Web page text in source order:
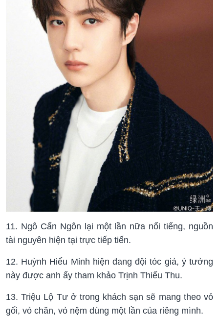
11. Ngô Cẩn Ngôn lại một lần nữa nổi tiếng, nguồn
tài nguyên hiện tại trực tiếp tiến.
12. Huỳnh Hiểu Minh hiện đang đội tóc giả, ý tưởng
này được anh ấy tham khảo Trịnh Thiếu Thu.
13. Triệu Lộ Tư ở trong khách sạn sẽ mang theo vỏ
gối, vỏ chăn, vỏ nệm dùng một lần của riêng mình.